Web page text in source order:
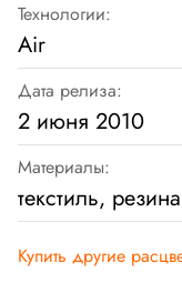
Технологии:
Air
Дата релиза:
2 июня 2010
Материалы:
текстиль,
Купить другие